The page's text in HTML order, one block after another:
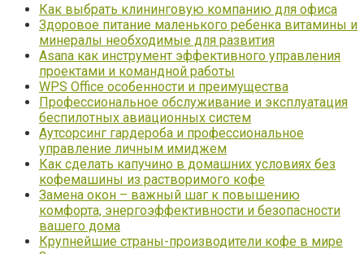
Как выбрать клининговую компанию для офиса
Здоровое питание маленького ребенка витамины и
минералы необходимые для развития
Asana как инструмент эффективного управления
проектами и командной работы
WPS Office особенности и преимущества
Профессиональное обслуживание и эксплуатация
беспилотных авиационных систем
Аутсорсинг гардероба и профессиональное
управление личным имиджем
Как сделать капучино в домашних условиях без
кофемашины из растворимого кофе
Замена окон – важный шаг к повышению
комфорта, энергоэффективности и безопасности
вашего дома
Крупнейшие страны-производители кофе в мире